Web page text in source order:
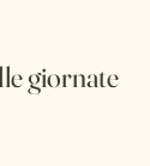
giornate